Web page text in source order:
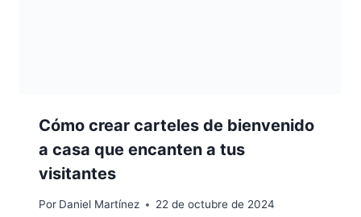
Cómo crear carteles de bienvenido
a casa que encanten a tus
visitantes
Por Daniel Martínez 22 de octubre de 2024